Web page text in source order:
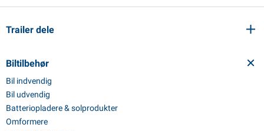
Trailer dele
Biltilbehør
Bil indvendig
Bil udvendig
Batteriopladere & solprodukter
Omformere